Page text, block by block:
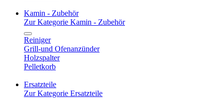
Kamin - Zubehör
Zur Kategorie Kamin - Zubehör
Reiniger
Grill-und Ofenanzünder
Holzspalter
Pelletkorb
Ersatzteile
Zur Kategorie Ersatzteile